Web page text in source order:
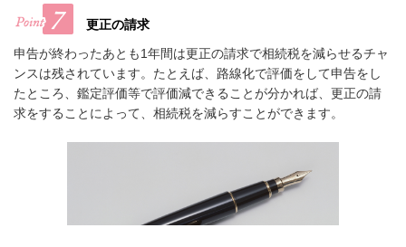
更正の請求
申告が終わったあとも1年間は更正の請求で相続税を減らせるチャ
ンスは残されています。たとえば、路線化で評価をして申告をし
たところ、鑑定評価等で評価減できることが分かれば、更正の請
求をすることによって、相続税を減らすことができます。